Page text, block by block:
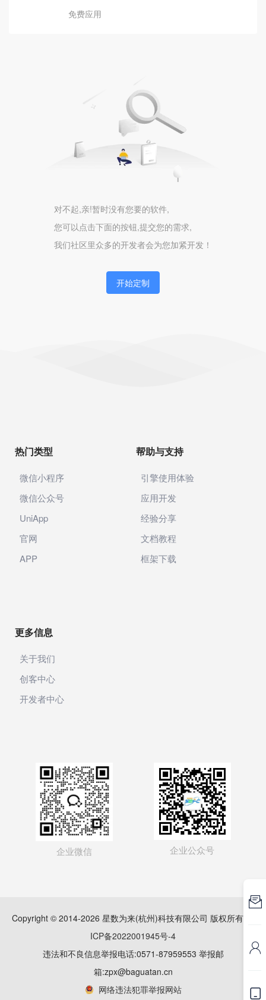
免费应用
对不起,亲!暂时没有您要的软件,
您可以点击下面的按钮,提交您的需求,
我们社区里众多的开发者会为您加紧开发！
开始定制
热门类型
微信小程序
微信公众号
UniApp
官网
APP
帮助与支持
引擎使用体验
应用开发
经验分享
文档教程
框架下载
更多信息
关于我们
创客中心
开发者中心
企业微信 企业公众号
Copyright © 2014-2026 星数为来(杭州)科技有限公司 版权所有
ICP备2022001945号-4
违法和不良信息举报电话:0571-87959553 举报邮
箱:zpx@baguatan.cn
网络违法犯罪举报网站


